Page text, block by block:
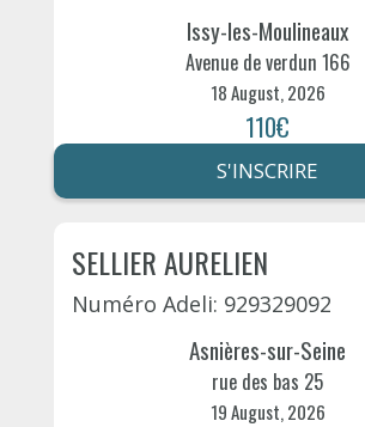
Issy-les-Moulineaux
Avenue de verdun 166
18 August, 2026
110€
S'INSCRIRE
SELLIER AURELIEN
Numéro Adeli: 929329092
Asnières-sur-Seine
rue des bas 25
19 August, 2026